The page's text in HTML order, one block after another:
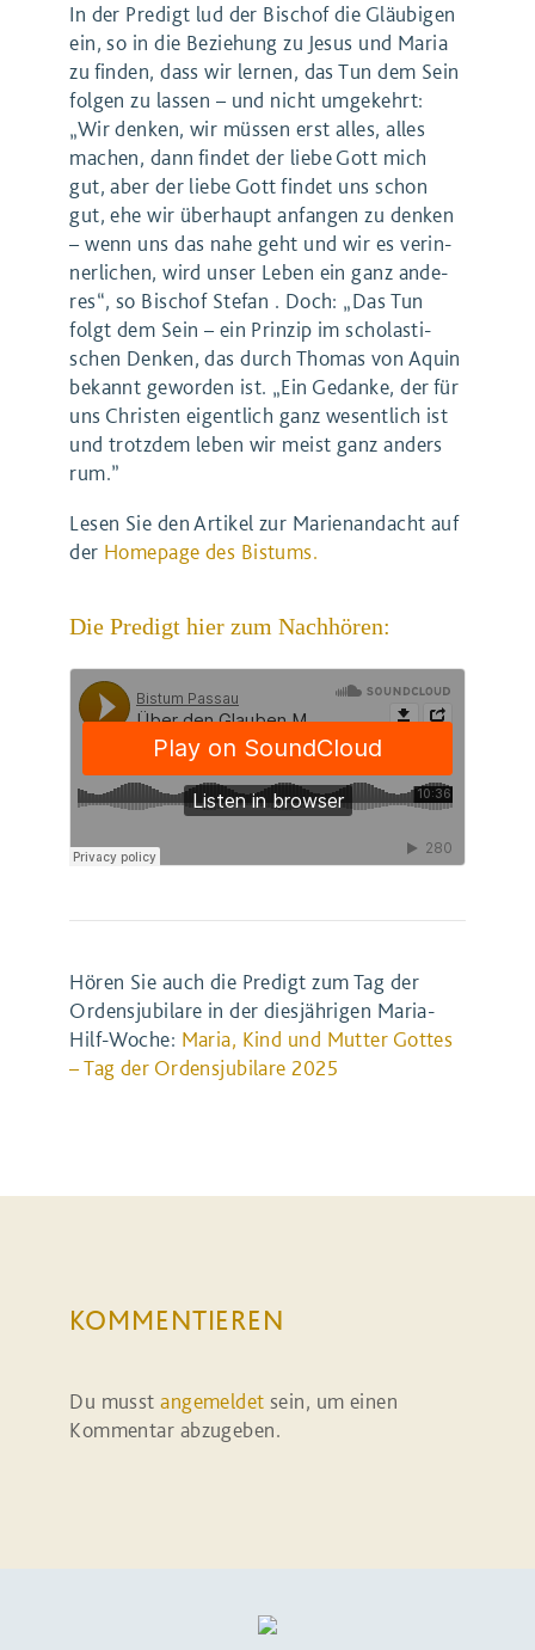
In der Predigt lud der Bischof die Gläubigen
ein, so in die Beziehung zu Jesus und Maria
zu finden, dass wir lernen, das Tun dem Sein
folgen zu lassen – und nicht umgekehrt:
„Wir den­ken, wir müs­sen erst alles, alles
machen, dann fin­det der lie­be Gott mich
gut, aber der lie­be Gott fin­det uns schon
gut, ehe wir über­haupt anfan­gen zu den­ken
– wenn uns das nahe geht und wir es ver­in­
ner­li­chen, wird unser Leben ein ganz ande­
res“, so Bischof Ste­fan . Doch: „Das Tun
folgt dem Sein – ein Prin­zip im scho­las­ti­
schen Den­ken, das durch Tho­mas von Aquin
bekannt gewor­den ist. ​ „Ein Gedan­ke, der für
uns Chris­ten eigent­lich ganz wesent­lich ist
und trotz­dem leben wir meist ganz anders
rum.”
Lesen Sie den Artikel zur Marienandacht auf
der Homepage des Bistums.
Die Predigt hier zum Nachhören:
Hören Sie auch die Predigt zum Tag der
Ordensjubilare in der diesjährigen Maria-
Hilf-Woche: Maria, Kind und Mutter Gottes
– Tag der Ordensjubilare 2025
KOMMENTIEREN
Du musstangemeldet sein, um einen
Kommentar abzugeben.